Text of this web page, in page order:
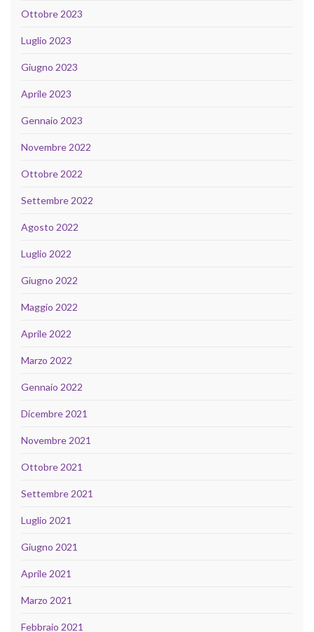
Ottobre 2023
Luglio 2023
Giugno 2023
Aprile 2023
Gennaio 2023
Novembre 2022
Ottobre 2022
Settembre 2022
Agosto 2022
Luglio 2022
Giugno 2022
Maggio 2022
Aprile 2022
Marzo 2022
Gennaio 2022
Dicembre 2021
Novembre 2021
Ottobre 2021
Settembre 2021
Luglio 2021
Giugno 2021
Aprile 2021
Marzo 2021
Febbraio 2021